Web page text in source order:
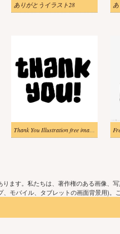
ありがとうイラスト28
Thank You Illustration free images
ます。私たちは、著作権のある画像、
バイル、タブレットの画面背景用)。